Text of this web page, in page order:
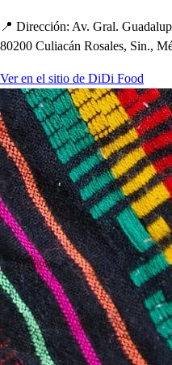
📍 Dirección: Av. Gral. Guadalup
80200 Culiacán Rosales, Sin.,
Ver en el sitio de DiDi Food